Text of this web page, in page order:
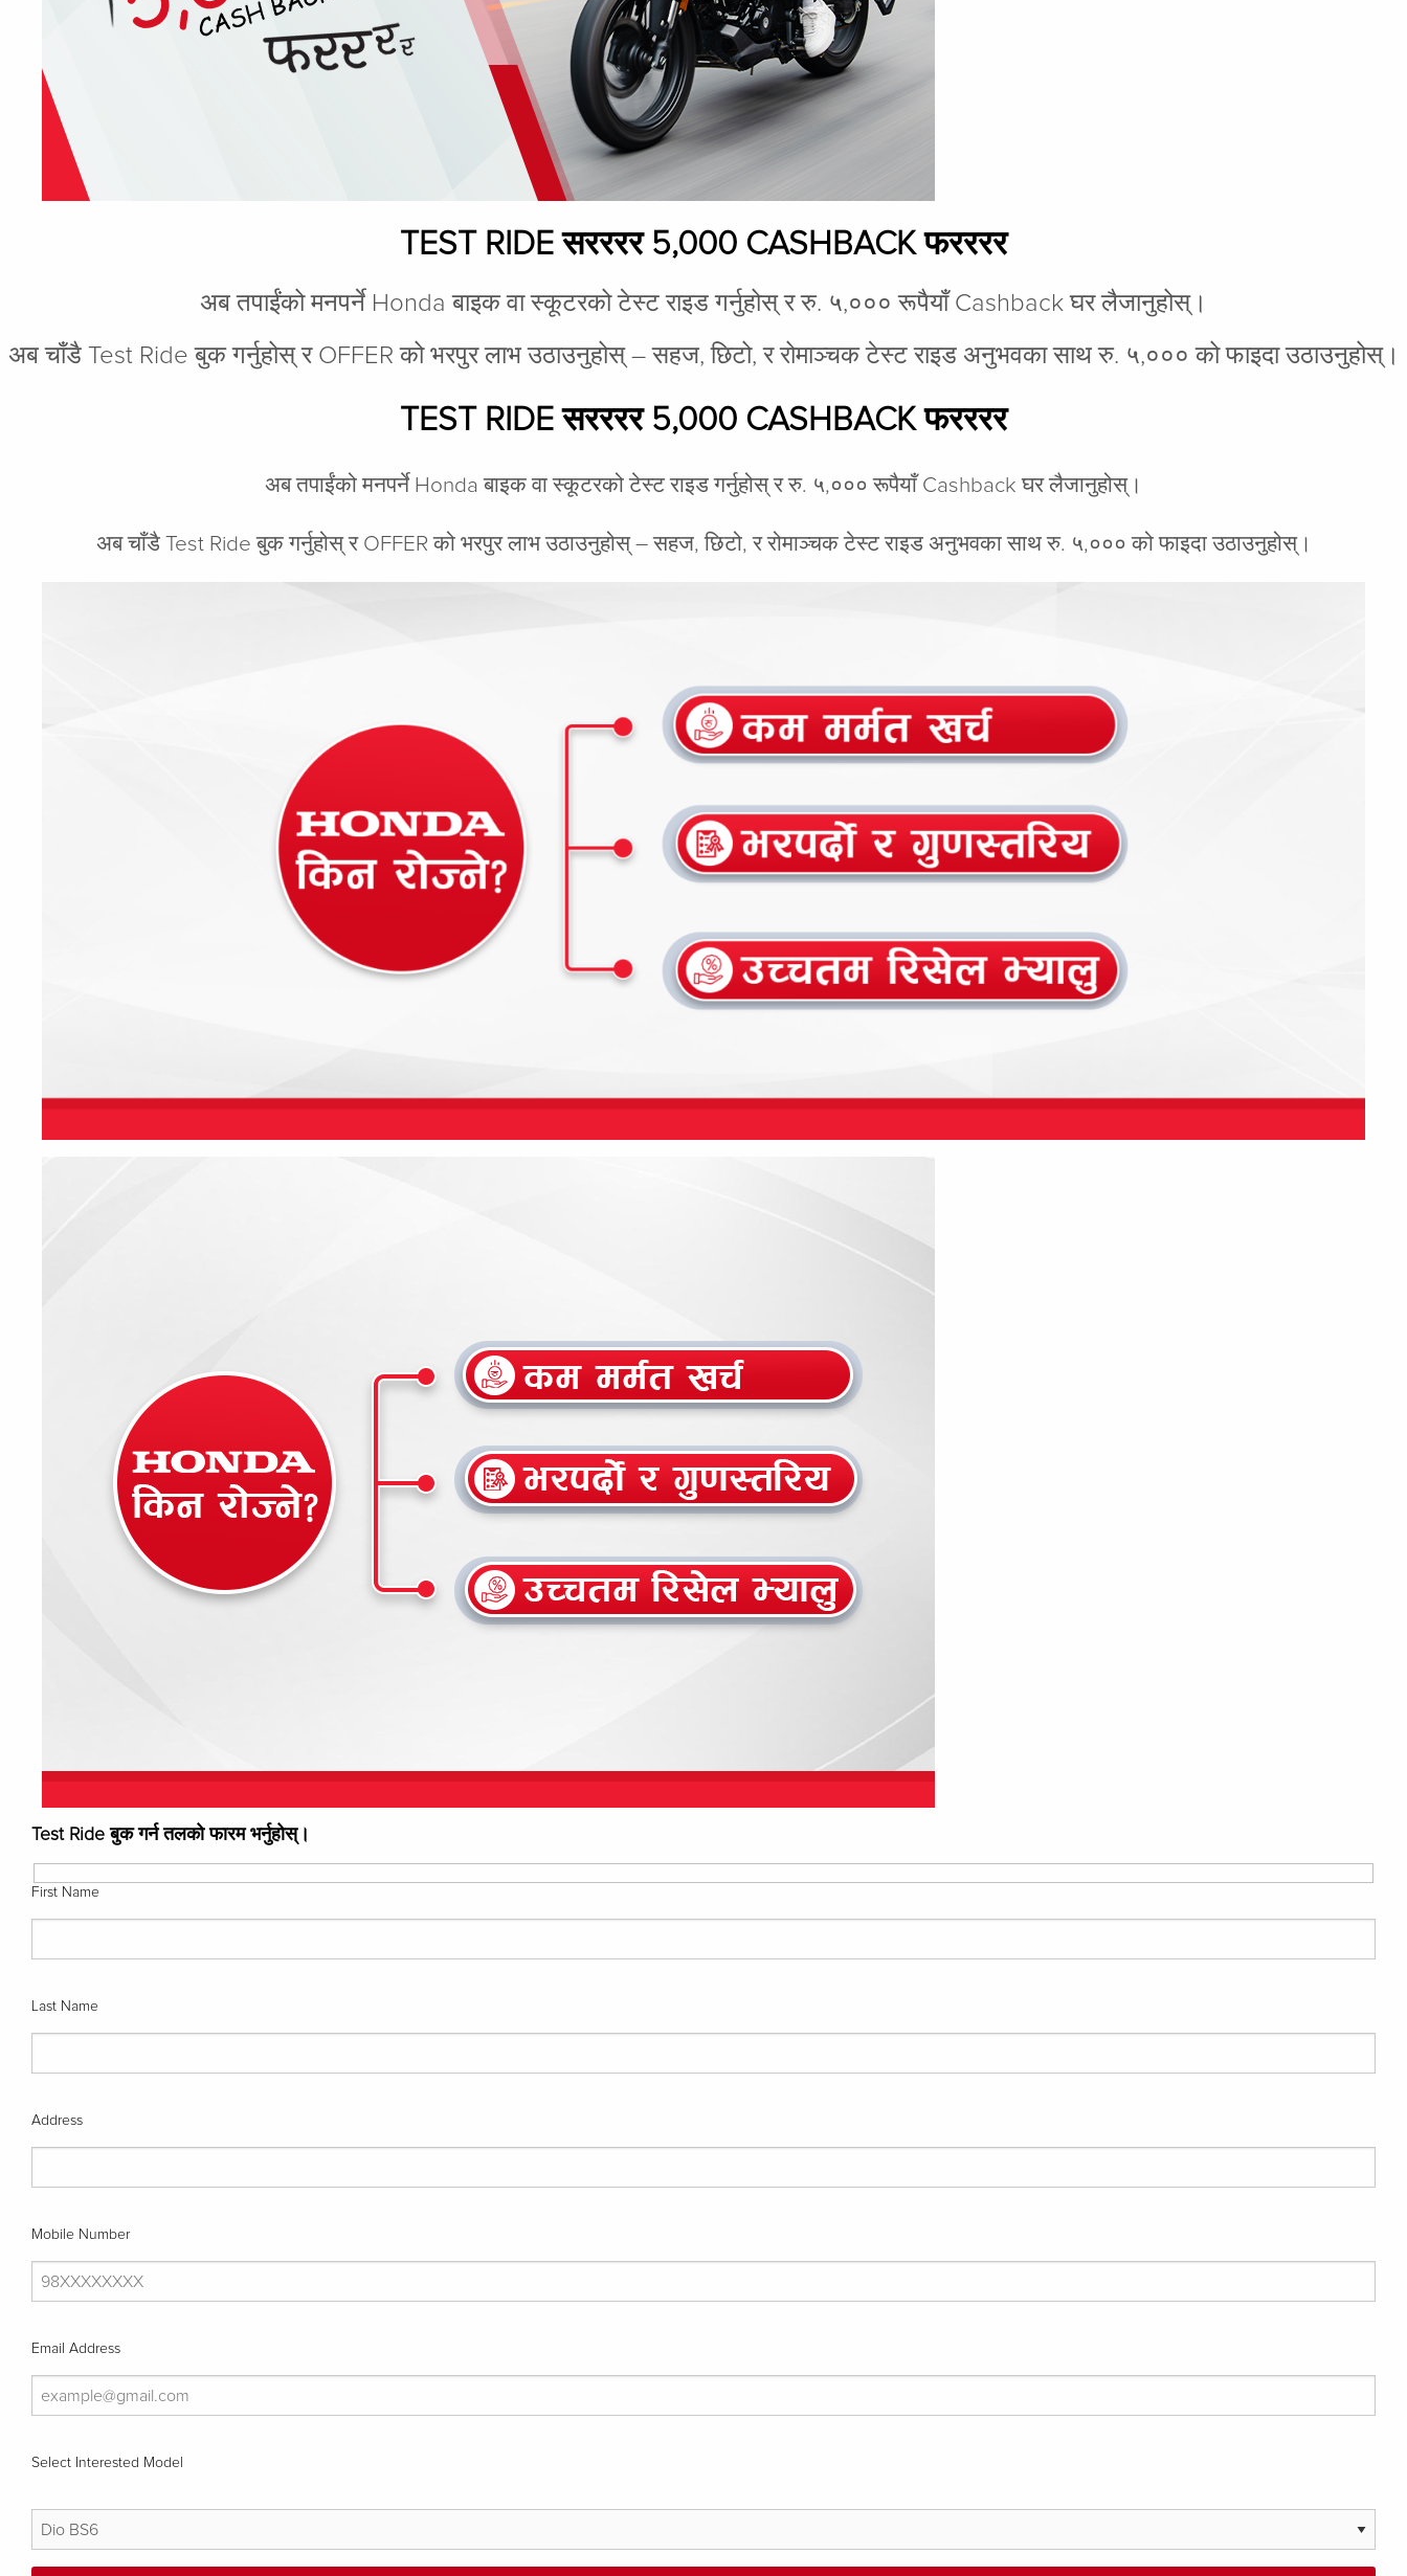
TEST RIDE सरररर 5,000 CASHBACK फरररर
अब तपाईंको मनपर्ने Honda बाइक वा स्कूटरको टेस्ट राइड गर्नुहोस् र रु. ५,००० रूपैयाँ Cashback घर लैजानुहोस्।
अब चाँडै Test Ride बुक गर्नुहोस् र OFFER को भरपुर लाभ उठाउनुहोस् – सहज, छिटो, र रोमाञ्चक टेस्ट राइड अनुभवका साथ रु. ५,००० को फाइदा उठाउनुहोस्।
TEST RIDE सरररर 5,000 CASHBACK फरररर
अब तपाईंको मनपर्ने Honda बाइक वा स्कूटरको टेस्ट राइड गर्नुहोस् र रु. ५,००० रूपैयाँ Cashback घर लैजानुहोस्।
अब चाँडै Test Ride बुक गर्नुहोस् र OFFER को भरपुर लाभ उठाउनुहोस् – सहज, छिटो, र रोमाञ्चक टेस्ट राइड अनुभवका साथ रु. ५,००० को फाइदा उठाउनुहोस्।
Test Ride बुक गर्न तलको फारम भर्नुहोस्।
First Name
Last Name
Address
Mobile Number
Email Address
Select Interested Model